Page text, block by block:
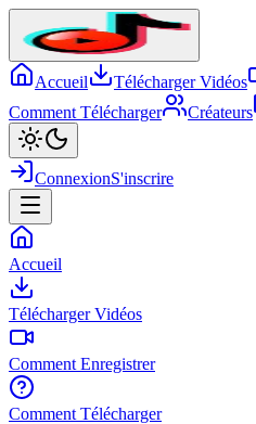
Accueil Télécharger Vidéos
Comment Télécharger
Créateurs
ConnexionS'inscrire
Accueil
Télécharger Vidéos
Comment Enregistrer
Comment Télécharger